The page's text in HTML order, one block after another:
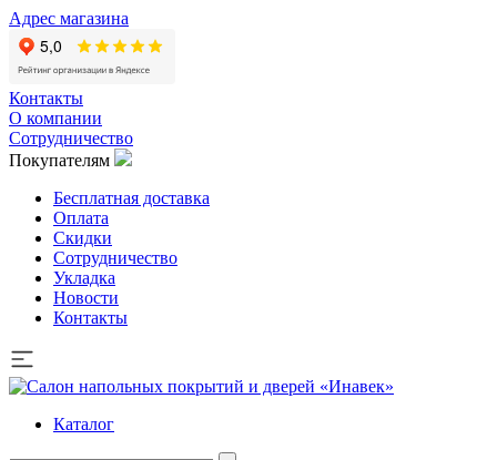
Адрес магазина
Контакты
О компании
Сотрудничество
Покупателям
Бесплатная доставка
Оплата
Скидки
Сотрудничество
Укладка
Новости
Контакты
Каталог